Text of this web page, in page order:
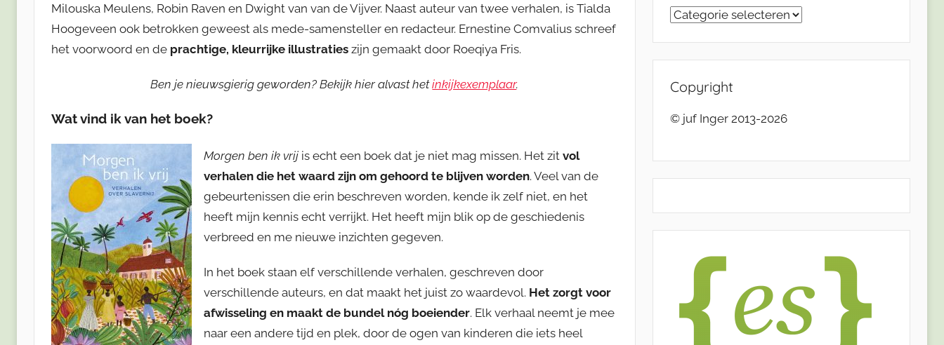
Milouska Meulens, Robin Raven en Dwight van van de Vijver. Naast auteur van twee verhalen, is Tialda
Hoogeveen ook betrokken geweest als mede-samensteller en redacteur. Ernestine Comvalius schreef
het voorwoord en de prachtige, kleurrijke illustraties zijn gemaakt door Roeqiya Fris.
Ben je nieuwsgierig geworden? Bekijk hier alvast hetinkijkexemplaar.
Wat vind ik van het boek?
Morgen ben ik vrij is echt een boek dat je niet mag missen. Het zit vol
verhalen die het waard zijn om gehoord te blijven worden. Veel van de
gebeurtenissen die erin beschreven worden, kende ik zelf niet, en het
heeft mijn kennis echt verrijkt. Het heeft mijn blik op de geschiedenis
verbreed en me nieuwe inzichten gegeven.
In het boek staan elf verschillende verhalen, geschreven door
verschillende auteurs, en dat maakt het juist zo waardevol. Het zorgt voor
afwisseling en maakt de bundel nóg boeiender. Elk verhaal neemt je mee
naar een andere tijd en plek, door de ogen van kinderen die iets heel
Categorieën
Copyright
© juf Inger 2013-2026